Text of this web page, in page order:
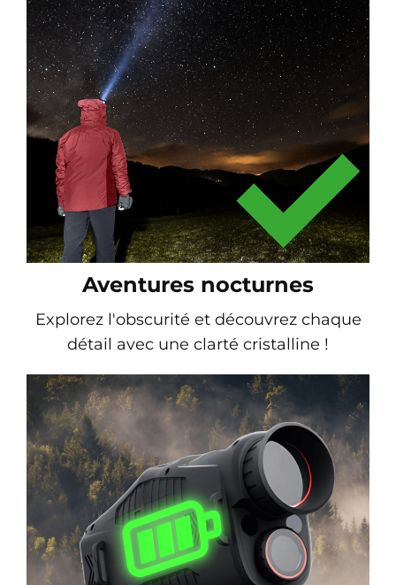
Aventures nocturnes
Explorez l'obscurité et découvrez chaque
détail avec une clarté cristalline !